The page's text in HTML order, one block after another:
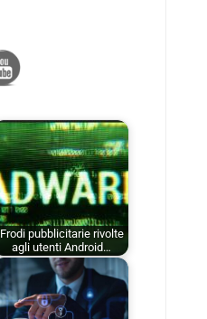
Frodi pubblicitarie rivolte
agli utenti Android…